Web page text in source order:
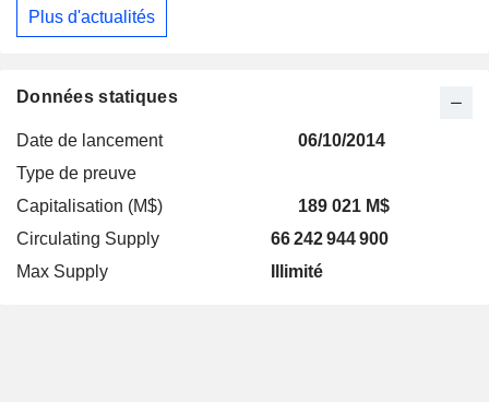
Plus d'actualités
Données statiques
Date de lancement
06/10/2014
Type de preuve
Capitalisation (M$)
189 021 M$
Circulating Supply
66 242 944 900
Max Supply
Illimité